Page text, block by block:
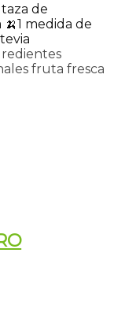
taza de
1 medida de
fruta fresca